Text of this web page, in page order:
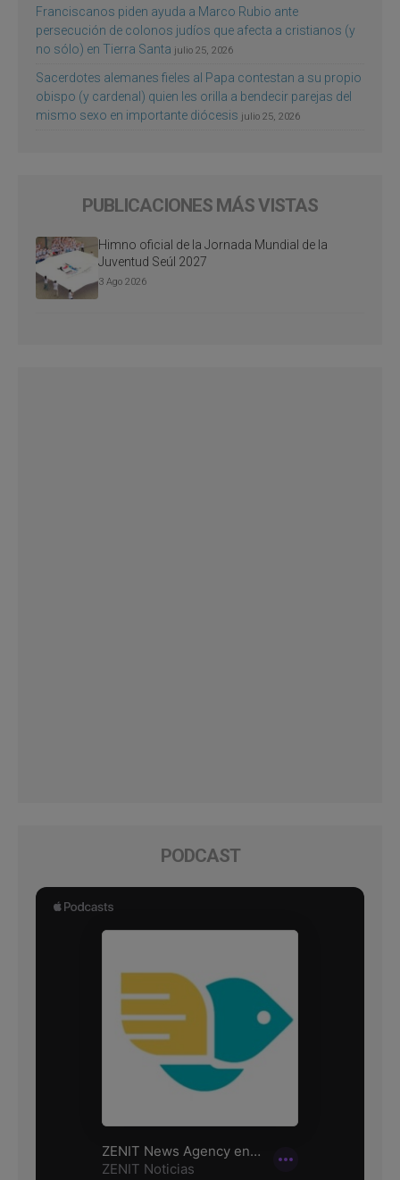
Franciscanos piden ayuda a Marco Rubio ante
persecución de colonos judíos que afecta a cristianos (y
no sólo) en Tierra Santa julio 25, 2026
Sacerdotes alemanes fieles al Papa contestan a su propio
obispo (y cardenal) quien les orilla a bendecir parejas del
mismo sexo en importante diócesis julio 25, 2026
PUBLICACIONES MÁS VISTAS
Himno oficial de la Jornada Mundial de la
Juventud Seúl 2027
3 Ago 2026
PODCAST